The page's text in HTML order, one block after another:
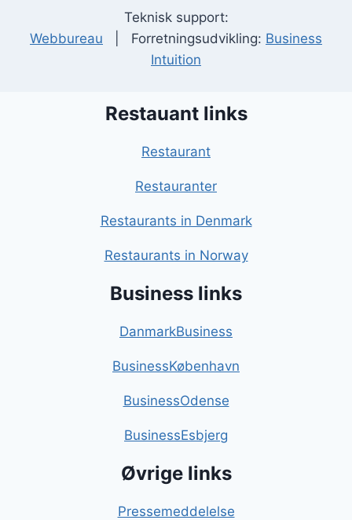
Teknisk support:
Webbureau | Forretningsudvikling: Business
Intuition
Restauant links
Restaurant
Restauranter
Restaurants in Denmark
Restaurants in Norway
Business links
DanmarkBusiness
BusinessKøbenhavn
BusinessOdense
BusinessEsbjerg
Øvrige links
Pressemeddelelse